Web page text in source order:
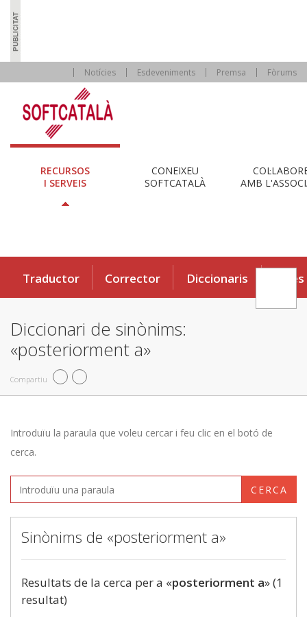
Notícies Esdeveniments Premsa Fòrums
RECURSOS
I SERVEIS
CONEIXEU
SOFTCATALÀ
AMB
Traductor Corrector Diccionaris Eines
Diccionari de sinònims:
«posteriorment a»
Compartiu
Introduïu la paraula que voleu cercar i feu clic en el botó de
cerca.
CERCA
Sinònims de «posteriorment a»
Resultats de la cerca per a «posteriorment a» (1
resultat)